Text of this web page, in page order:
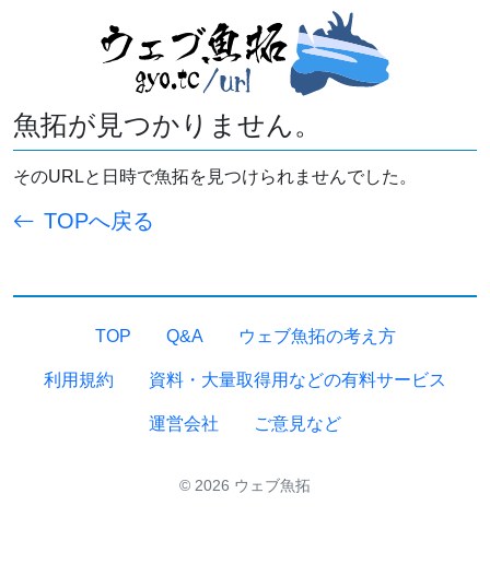
魚拓が見つかりません。
そのURLと日時で魚拓を見つけられませんでした。
TOPへ戻る
TOP Q&A ウェブ魚拓の考え方
利用規約 資料・大量取得用などの有料サービス
運営会社 ご意見など
© 2026 ウェブ魚拓